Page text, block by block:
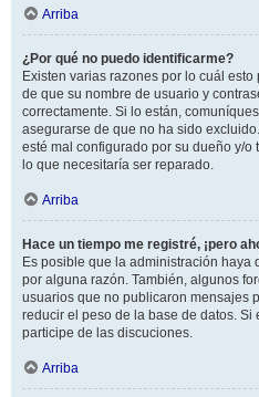
Arriba
¿Por qué no puedo identificarme?
Existen varias razones por lo cuál
de que su nombre de usuario y
correctamente. Si lo están,
asegurarse de que no ha sido
esté mal configurado por su dueño y/
lo que necesitaría ser reparado.
Arriba
Hace un tiempo me registré, ¡pero
Es posible que la administración haya
por alguna razón. También, algunos
usuarios que no publicaron mensajes
reducir el peso de la base de datos. Si
participe de las discuciones.
Arriba